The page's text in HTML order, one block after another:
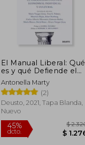
El Manual Liberal: Qué
es y qué Defiende el
Liberalismo Político,
Económico, Individual
y Cultural (Sin
Colección)
Antonella Marty
(2)
Deusto, 2021, Tapa Blanda,
Nuevo